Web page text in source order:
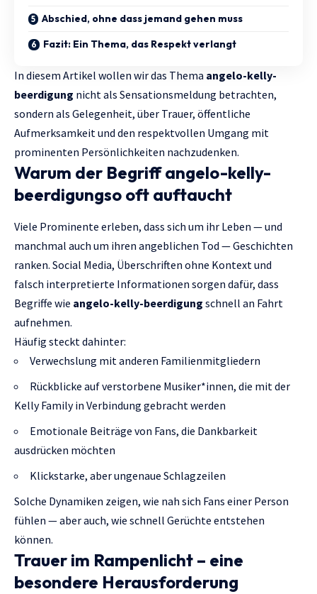
Abschied, ohne dass jemand gehen muss
Fazit: Ein Thema, das Respekt verlangt
In diesem Artikel wollen wir das Thema angelo-kelly-
beerdigung nicht als Sensationsmeldung betrachten,
sondern als Gelegenheit, über Trauer, öffentliche
Aufmerksamkeit und den respektvollen Umgang mit
prominenten Persönlichkeiten nachzudenken.
Warum der Begriff angelo-kelly-
beerdigungso oft auftaucht
Viele Prominente erleben, dass sich um ihr Leben — und
manchmal auch um ihren angeblichen Tod — Geschichten
ranken. Social Media, Überschriften ohne Kontext und
falsch interpretierte Informationen sorgen dafür, dass
Begriffe wie angelo-kelly-beerdigung schnell an Fahrt
aufnehmen.
Häufig steckt dahinter:
Verwechslung mit anderen Familienmitgliedern
Rückblicke auf verstorbene Musiker*innen, die mit der
Kelly Family in Verbindung gebracht werden
Emotionale Beiträge von Fans, die Dankbarkeit
ausdrücken möchten
Klickstarke, aber ungenaue Schlagzeilen
Solche Dynamiken zeigen, wie nah sich Fans einer Person
fühlen — aber auch, wie schnell Gerüchte entstehen
können.
Trauer im Rampenlicht – eine
besondere Herausforderung